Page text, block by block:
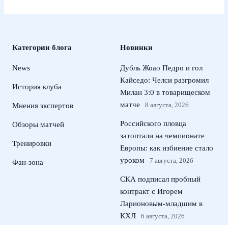
Категории блога
News
История клуба
Мнения экспертов
Обзоры матчей
Тренировки
Фан-зона
Новинки
Дубль Жоао Педро и гол
Кайседо: Челси разгромил
Милан 3:0 в товарищеском
матче
8 августа, 2026
Российского пловца
затоптали на чемпионате
Европы: как избиение стало
уроком
7 августа, 2026
СКА подписал пробный
контракт с Игорем
Ларионовым‑младшим в
КХЛ
6 августа, 2026